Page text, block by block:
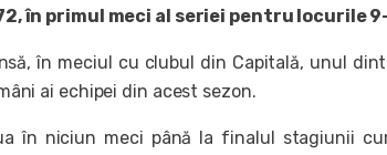
în primul meci al seriei pentru locurile
în meciul cu clubul din Capitală, unul
ai echipei din acest sezon.
în niciun meci până la finalul stagiunii